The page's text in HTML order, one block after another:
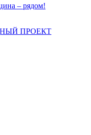
– рядом!
ПРОЕКТ